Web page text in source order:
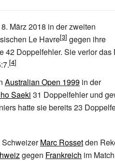
März 2018 in der zweiten
Le Havre
gegen ihre
42 Doppelfehler. Sie verlor das
Australian Open 1999 in der
Saeki 31 Doppelfehler und
hatte sie bereits 23
SchweizerMarc Rossetden
gegen Frankreich im